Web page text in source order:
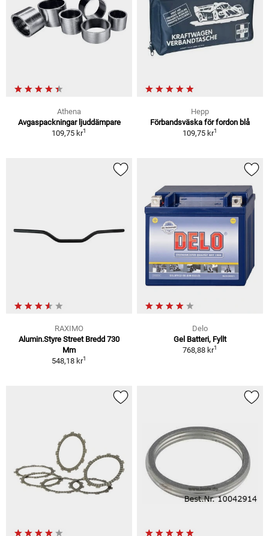
Athena
Avgaspackningar ljuddämpare
109,75 kr1
Hepp
Förbandsväska för fordon blå
109,75 kr1
RAXIMO
Alumin.Styre Street Bredd 730
Mm
548,18 kr1
Delo
Gel Batteri, Fyllt
768,88 kr1